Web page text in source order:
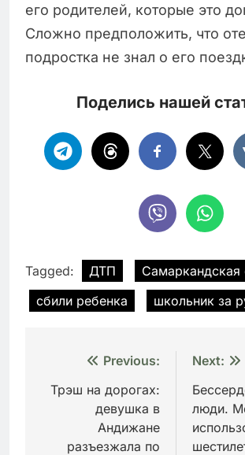
его родителей, которые это
Сложно предположить, что
подростка не знал о его
Поделись нашей
Tagged: ДТП
Самаркандская
сбили ребенка
школьник за
Навигация
по
записям
Previous:
Трэш на дорогах:
девушка в
Андижане
разъезжала по
Next:
люди.